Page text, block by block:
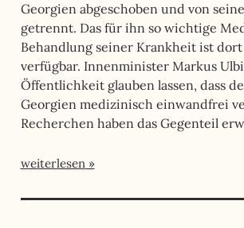
Georgien abgeschoben und von
getrennt. Das für ihn so wichtige
Behandlung seiner Krankheit ist
verfügbar. Innenminister Markus
Öffentlichkeit glauben lassen, dass
Georgien medizinisch einwandfrei
Recherchen haben das Gegenteil
weiterlesen